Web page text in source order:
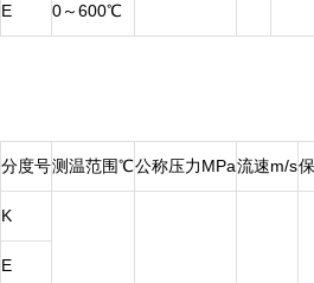
E 0～600℃
分度号测温范围℃公称压力MPa流速m/s
K
E